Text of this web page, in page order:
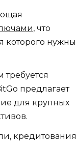
, что
которого нужны
предлагает
для крупных
кредитования